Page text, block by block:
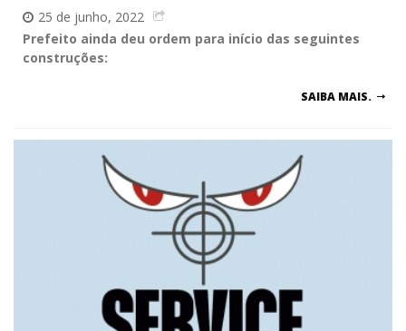
25 de junho, 2022
Prefeito ainda deu ordem para início das seguintes
construções:
SAIBA MAIS.